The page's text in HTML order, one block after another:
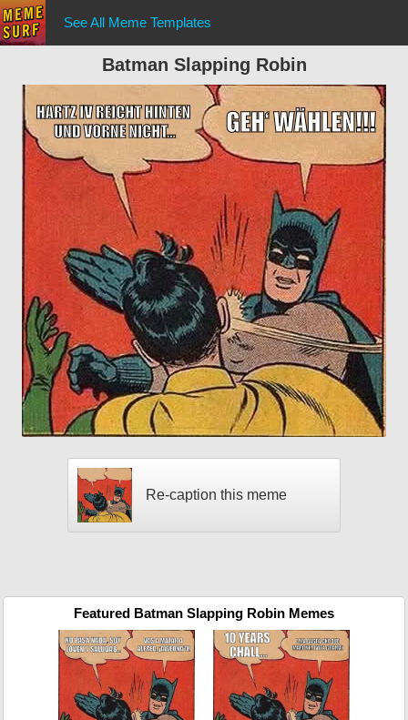
See All Meme Templates
Batman Slapping Robin
Re-caption this meme
Featured Batman Slapping Robin Memes